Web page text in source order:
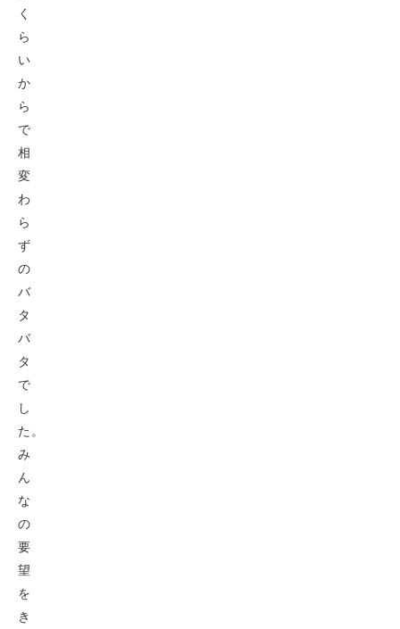
く
ら
い
か
ら
で
相
変
わ
ら
ず
の
バ
タ
バ
タ
で
し
た。
み
ん
な
の
要
望
を
き